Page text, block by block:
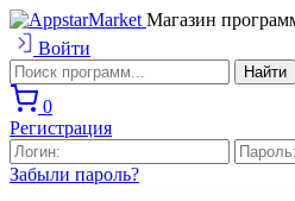
Магазин
Войти
0
Регистрация
Забыли пароль?